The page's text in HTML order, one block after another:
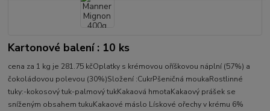
Kartonové balení : 10 ks
cena za 1 kg je 281.75 kčOplatky s krémovou oříškovou náplní (57%) a
čokoládovou polevou (30%)Složení :CukrPšeničná moukaRostlinné
tuky:-kokosový tuk-palmový tukKakaová hmotaKakaový prášek se
sníženým obsahem tukuKakaové máslo Lískové ořechy v krému 6%